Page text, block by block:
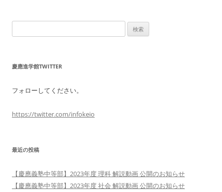
索:
慶應進学館TWITTER
フォローしてください。
https://twitter.com/infokeio
最近の投稿
【慶應義塾中等部】2023年度 理科 解説動画 公開のお知らせ
【慶應義塾中等部】2023年度 社会 解説動画 公開のお知らせ